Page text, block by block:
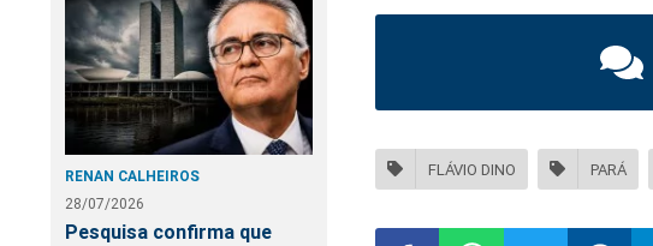
RENAN CALHEIROS
28/07/2026
Pesquisa confirma que
FLÁVIO DINO PARÁ